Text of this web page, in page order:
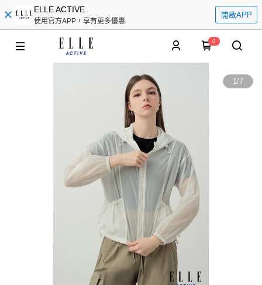
ELLE ACTIVE
使用官方APP，享有更多優惠
開啟APP
0
1/7